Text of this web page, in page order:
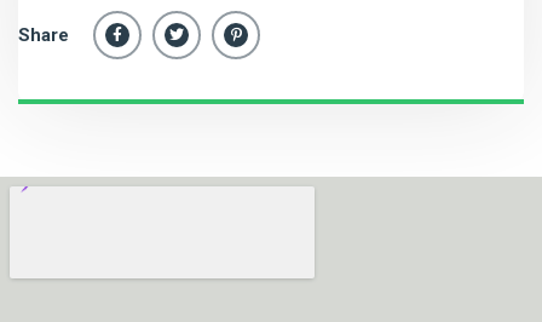
Share